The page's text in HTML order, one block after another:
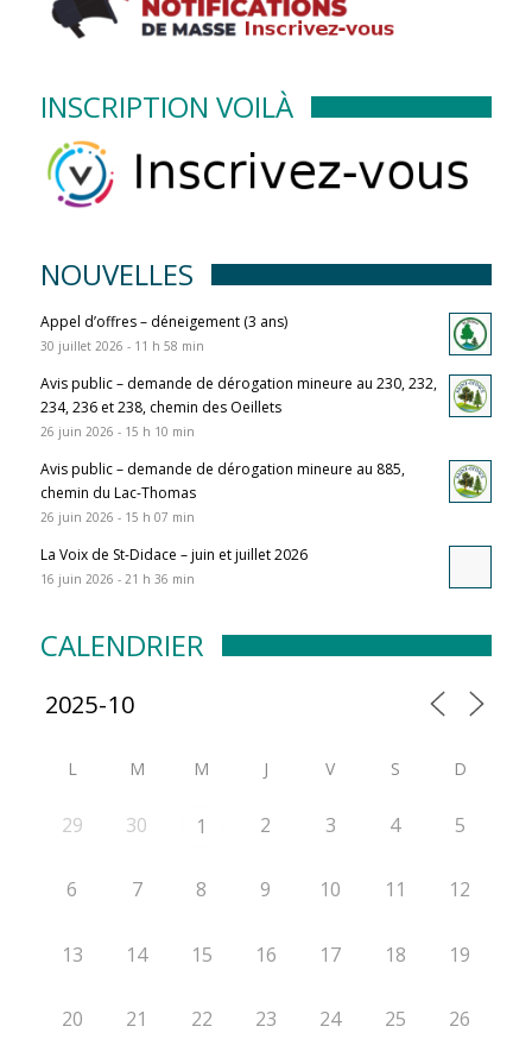
INSCRIPTION VOILÀ
NOUVELLES
Appel d’offres – déneigement (3 ans)
30 juillet 2026 - 11 h 58 min
Avis public – demande de dérogation mineure au 230, 232,
234, 236 et 238, chemin des Oeillets
26 juin 2026 - 15 h 10 min
Avis public – demande de dérogation mineure au 885,
chemin du Lac-Thomas
26 juin 2026 - 15 h 07 min
La Voix de St-Didace – juin et juillet 2026
16 juin 2026 - 21 h 36 min
CALENDRIER
L M M J V S D
29 30 1 2 3 4 5
6 7 8 9 10 11 12
13 14 15 16 17 18 19
20 21 22 23 24 25 26